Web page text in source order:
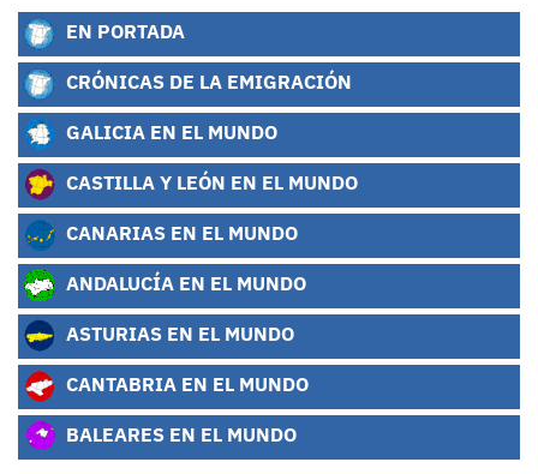
EN PORTADA
CRÓNICAS DE LA EMIGRACIÓN
GALICIA EN EL MUNDO
CASTILLA Y LEÓN EN EL MUNDO
CANARIAS EN EL MUNDO
ANDALUCÍA EN EL MUNDO
ASTURIAS EN EL MUNDO
CANTABRIA EN EL MUNDO
BALEARES EN EL MUNDO